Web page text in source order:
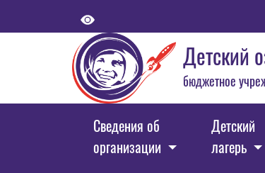
Детский
бюджетное
Сведения об
организации
Детский
лагерь